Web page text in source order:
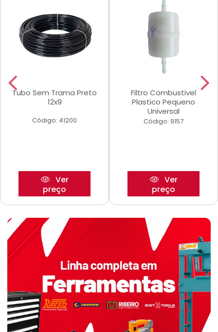
Tubo Sem Trama Preto
12x9
Código: 41200
Ver
preço
Filtro Combustivel
Plastico Pequeno
Universal
Código: 9157
Ver
preço